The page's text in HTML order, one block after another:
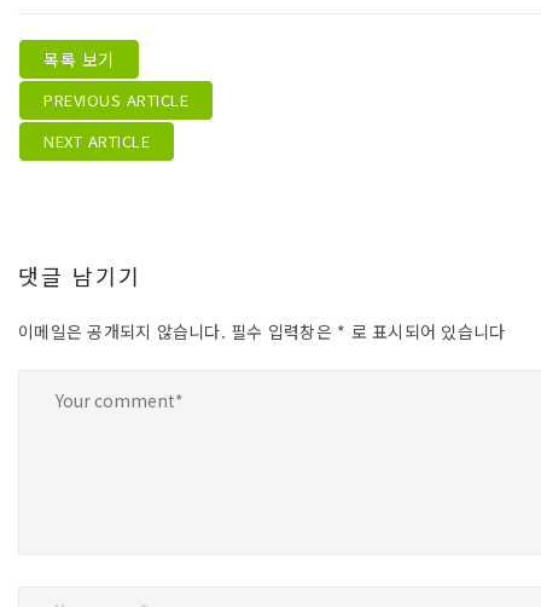
목록 보기
PREVIOUS ARTICLE
NEXT ARTICLE
댓글 남기기
이메일은 공개되지 않습니다. 필수 입력창은 * 로 표시되어 있습니다